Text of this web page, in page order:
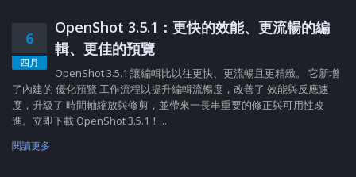
6
四月
OpenShot 3.5.1：更快的效能、更流暢的編
輯、更佳的預覽
OpenShot 3.5.1 讓編輯比以往更快、更流暢且更精緻。 它新增
了內建的 優化預覽 工作流程以提升編輯流暢度，改善了 效能與反應速
度，升級了 時間軸縮放與修剪，並帶來一長串重要的修正與可用性改
進。立即下載 OpenShot 3.5.1！...
閱讀更多